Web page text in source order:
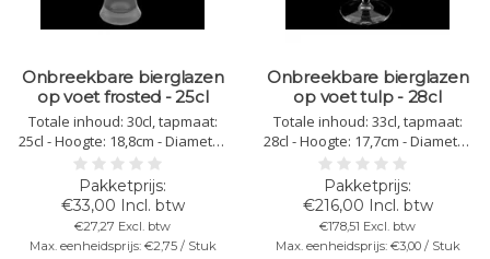
Onbreekbare bierglazen
op voet frosted - 25cl
Totale inhoud: 30cl, tapmaat:
25cl - Hoogte: 18,8cm - Diameter
bovenkant: 6,4cm - Diameter
onderkant: 5,6cm - Kleur:
frosted - Kunststof
Polycarbonaat - Niet Stapelbaar
- Herbruikbaar -
€33,00 Incl. btw
€27,27 Excl. btw
Max. eenheidsprijs: €2,75 / Stuk
Onbreekbare bierglazen
op voet tulp - 28cl
Totale inhoud: 33cl, tapmaat:
28cl - Hoogte: 17,7cm - Diameter
bovenkant: 6,7cm - Diameter
onderkant: 6,7cm - Kleur:
transparant - Kunststof
Polycarbonaat - Niet Stapelbaar
- Herbruikbaar -
€216,00 Incl. btw
€178,51 Excl. btw
Max. eenheidsprijs: €3,00 / Stuk